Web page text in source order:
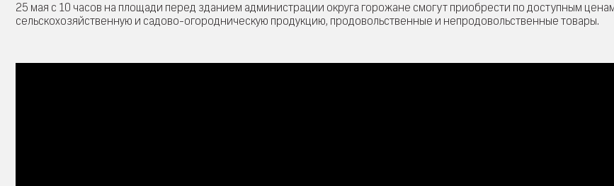
25 мая с 10 часов на площади перед зданием администрации округа горожане смогут приобрести по доступным
сельскохозяйственную и садово-огородническую продукцию, продовольственные и непродовольственные товары.